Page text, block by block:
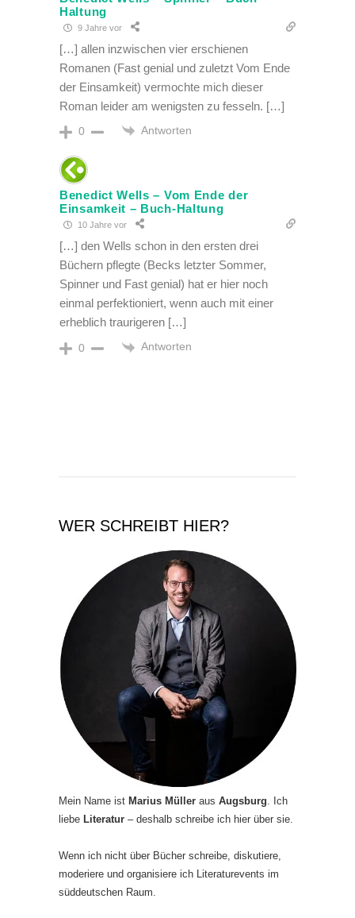
Haltung
9 Jahre vor
[…] allen inzwischen vier erschienen
Romanen (Fast genial und zuletzt Vom Ende
der Einsamkeit) vermochte mich dieser
Roman leider am wenigsten zu fesseln. […]
0 Antworten
Benedict Wells – Vom Ende der
Einsamkeit – Buch-Haltung
10 Jahre vor
[…] den Wells schon in den ersten drei
Büchern pflegte (Becks letzter Sommer,
Spinner und Fast genial) hat er hier noch
einmal perfektioniert, wenn auch mit einer
erheblich traurigeren […]
0 Antworten
WER SCHREIBT HIER?
Mein Name ist Marius Müller aus Augsburg . Ich
liebe Literatur – deshalb schreibe ich hier über sie.
Wenn ich nicht über Bücher schreibe, diskutiere,
moderiere und organisiere ich Literaturevents im
süddeutschen Raum.